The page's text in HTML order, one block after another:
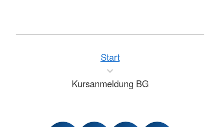
Start
Kursanmeldung BG